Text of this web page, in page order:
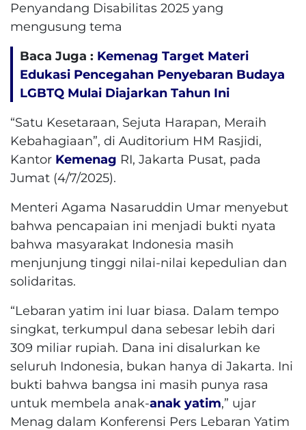
Penyandang Disabilitas 2025 yang
mengusung tema
Baca Juga : Kemenag Target Materi
Edukasi Pencegahan Penyebaran Budaya
LGBTQ Mulai Diajarkan Tahun Ini
“Satu Kesetaraan, Sejuta Harapan, Meraih
Kebahagiaan”, di Auditorium HM Rasjidi,
Kantor Kemenag RI, Jakarta Pusat, pada
Jumat (4/7/2025).
Menteri Agama Nasaruddin Umar menyebut
bahwa pencapaian ini menjadi bukti nyata
bahwa masyarakat Indonesia masih
menjunjung tinggi nilai-nilai kepedulian dan
solidaritas.
“Lebaran yatim ini luar biasa. Dalam tempo
singkat, terkumpul dana sebesar lebih dari
309 miliar rupiah. Dana ini disalurkan ke
seluruh Indonesia, bukan hanya di Jakarta. Ini
bukti bahwa bangsa ini masih punya rasa
untuk membela anak-anak yatim,” ujar
Menag dalam Konferensi Pers Lebaran Yatim